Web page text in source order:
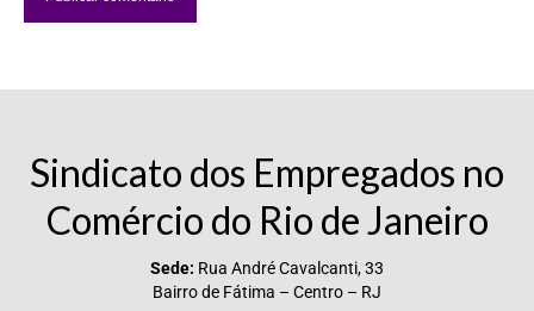
Sindicato dos Empregados no
Comércio do Rio de Janeiro
Sede: Rua André Cavalcanti, 33
Bairro de Fátima – Centro – RJ